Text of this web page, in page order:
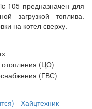
105 предназначен для
загрузкой топлива.
на котел сверху.